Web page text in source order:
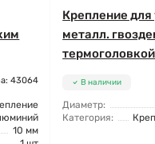
43064
10 мм
Крепление для
металл.
термоголовкой
В наличии
Диаметр:
Категория: